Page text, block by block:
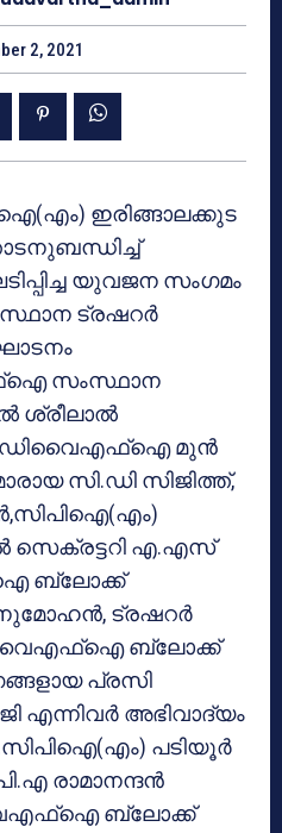
2, 2021
ഇരിങ്ങാലക്കുട
യുവജന സംഗമം
ട്രഷറർ
സംസ്ഥാന
ശ്രീലാൽ
മുൻ
സി.ഡി സിജിത്ത്,
സെക്രട്ടറി എ.എസ്
ബ്ലോക്ക്
ട്രഷറർ
ബ്ലോക്ക്
പ്രസി
എന്നിവർ അഭിവാദ്യം
പടിയൂർ
രാമാനന്ദൻ
ബ്ലോക്ക്